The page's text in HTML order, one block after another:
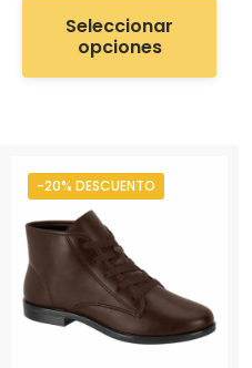
Seleccionar
opciones
-20% DESCUENTO